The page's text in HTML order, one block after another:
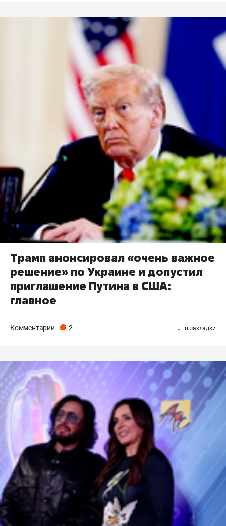
Трамп анонсировал «очень важное
решение» по Украине и допустил
приглашение Путина в США:
главное
Комментарии 2